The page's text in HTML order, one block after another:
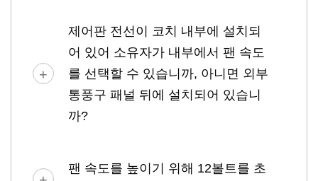
제어판 전선이 코치 내부에 설치되
어 있어 소유자가 내부에서 팬 속도
를 선택할 수 있습니까, 아니면 외부
통풍구 패널 뒤에 설치되어 있습니
까?
팬 속도를 높이기 위해 12볼트를 초